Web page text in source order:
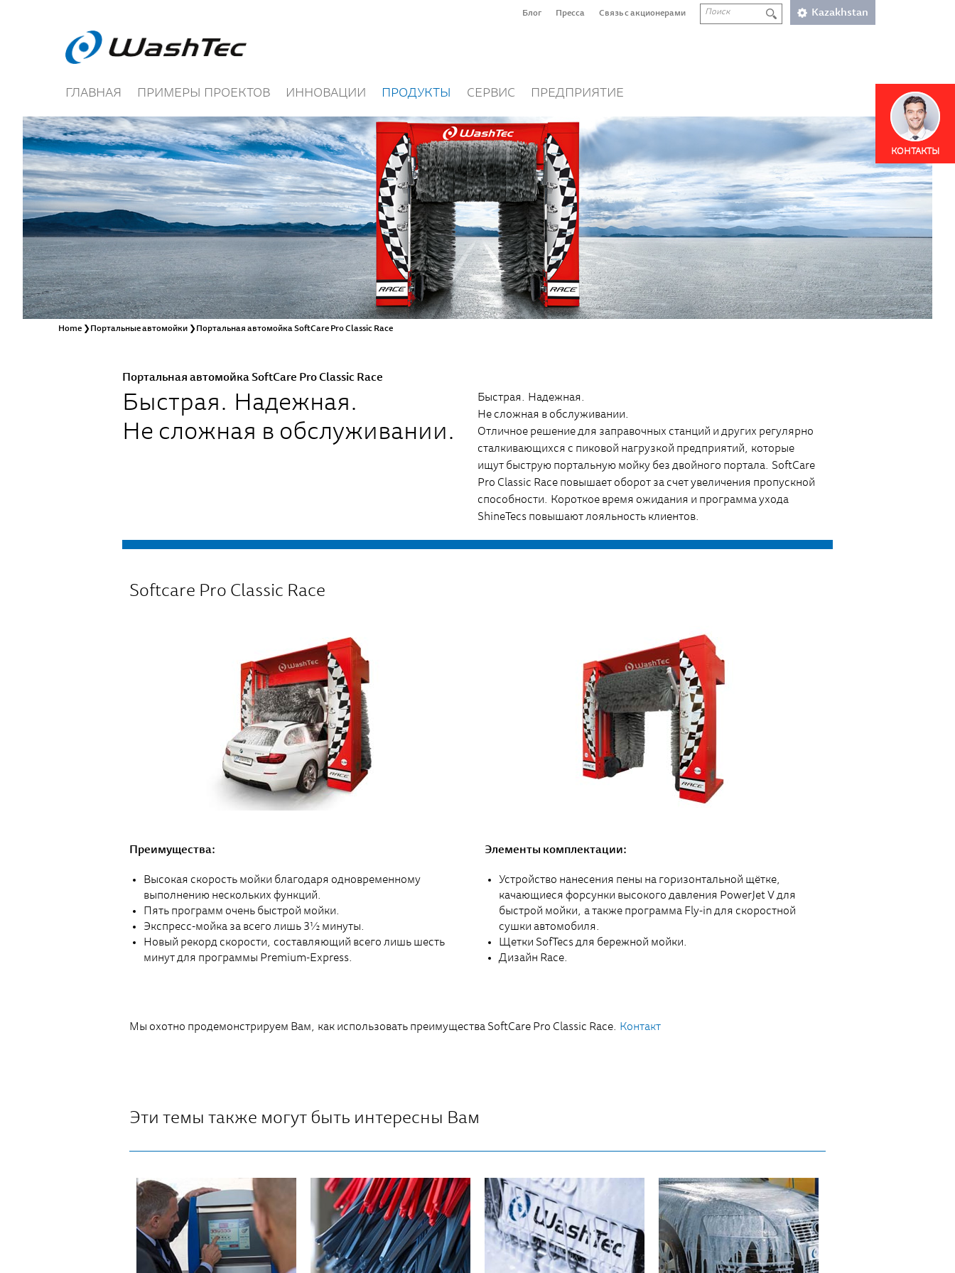
Блог Пресса Связь с акционерами Kazakhstan
ГЛАВНАЯ ПРИМЕРЫ ПРОЕКТОВ ИННОВАЦИИ ПРОДУКТЫ СЕРВИС ПРЕДПРИЯТИЕ
Home ❯ Портальные автомойки ❯ Портальная автомойка SoftCare Pro Classic Race
КОНТАКТЫ
Портальная автомойка SoftCare Pro Classic Race
Быстрая. Надежная.
Не сложная в обслуживании.
Быстрая. Надежная.
Не сложная в обслуживании.
Отличное решение для заправочных станций и других регулярно
сталкивающихся с пиковой нагрузкой предприятий, которые
ищут быструю портальную мойку без двойного портала. SoftCare
Pro Classic Race повышает оборот за счет увеличения пропускной
способности. Короткое время ожидания и программа ухода
ShineTecs повышают лояльность клиентов.
Softcare Pro Classic Race
Преимущества:
Высокая скорость мойки благодаря одновременному
выполнению нескольких функций.
Пять программ очень быстрой мойки.
Экспресс-мойка за всего лишь 3½ минуты.
Новый рекорд скорости, составляющий всего лишь шесть
минут для программы Premium-Express.
Элементы комплектации:
Устройство нанесения пены на горизонтальной щётке,
качающиеся форсунки высокого давления PowerJet V для
быстрой мойки, а также программа Fly-in для скоростной
сушки автомобиля.
Щетки SofTecs для бережной мойки.
Дизайн Race.
Мы охотно продемонстрируем Вам, как использовать преимущества SoftCare Pro Classic Race. Контакт
Эти темы также могут быть интересны Вам